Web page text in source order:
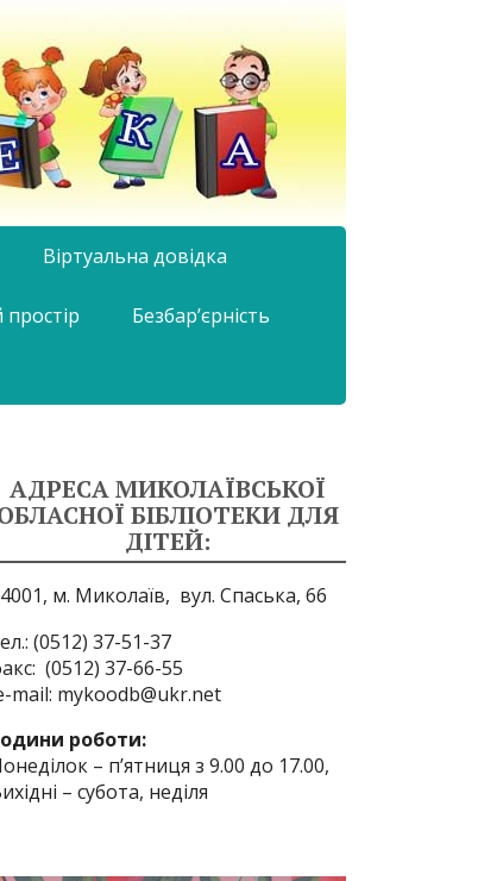
Віртуальна довідка
Безбар’єрність
АДРЕСА МИКОЛАЇВСЬКОЇ
БІБЛІОТЕКИ ДЛЯ
ДІТЕЙ:
м. Миколаїв, вул. Спаська, 66
(0512) 37-51-37
(0512) 37-66-55
mail: mykoodb@ukr.net
роботи:
– п’ятниця з 9.00 до 17.00,
– субота, неділя